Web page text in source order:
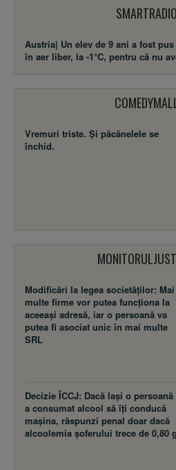
Austria| Un elev de 9 ani a fost
în aer liber, la -1°C, pentru că nu
Vremuri triste. Şi păcănelele se
închid.
Modificări la legea societăţilor: Mai
multe firme vor putea funcţiona la
aceeaşi adresă, iar o persoană va
putea fi asociat unic în mai multe
SRL
Decizie ÎCCJ: Dacă laşi o persoană
a consumat alcool să îţi conducă
maşina, răspunzi penal doar dacă
alcoolemia şoferului trece de 0,80